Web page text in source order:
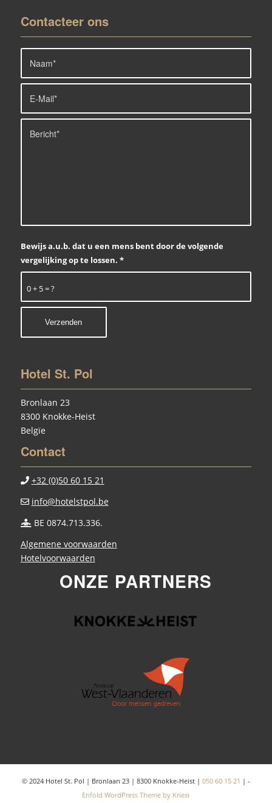
Contacteer ons
0 + 5 = ?
Bewijs a.u.b. dat u een mens bent door de volgende
vergelijking op te lossen. *
Hotel St. Pol
Bronlaan 23
8300 Knokke-Heist
Belgïe
Contact
+32 (0)50 60 15 21
info@hotelstpol.be
BE 0874.713.336.
Algemene voorwaarden
Hotelvoorwaarden
ONZE PARTNERS
© 2024 Hotel St. Pol | Bronlaan 23 | 8300 Knokke-Heist | 050 60 15 21 | -
Enfold WordPress Theme by Kriesi